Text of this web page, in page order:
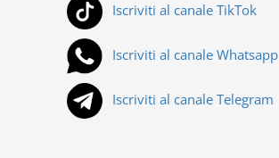
Iscriviti al canale TikTok
Iscriviti al canale Whatsapp
Iscriviti al canale Telegram